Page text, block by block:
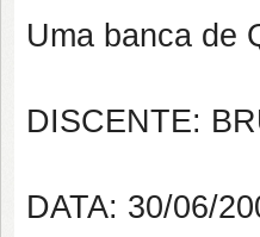
Uma banca de
DISCENTE:
DATA: 30/06/